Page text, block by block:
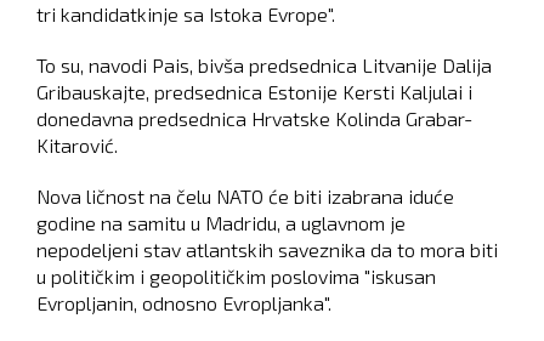
tri kandidatkinje sa Istoka Evrope".
To su, navodi Pais, bivša predsednica Litvanije Dalija
Gribauskajte, predsednica Estonije Kersti Kaljulai i
donedavna predsednica Hrvatske Kolinda Grabar-
Kitarović.
Nova ličnost na čelu NATO će biti izabrana iduće
godine na samitu u Madridu, a uglavnom je
nepodeljeni stav atlantskih saveznika da to mora biti
u političkim i geopolitičkim poslovima "iskusan
Evropljanin, odnosno Evropljanka".